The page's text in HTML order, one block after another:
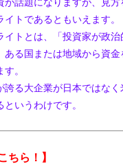
が話題になりますが、見
イトであるともいえます。
イトとは、「投資家が政
ある国または地域から資
。
誇る大企業が日本ではな
というわけです。
ちら！】